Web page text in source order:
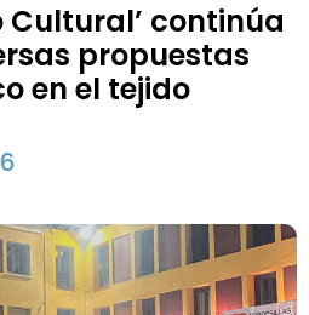
Cultural’ continúa
propuestas
en el tejido